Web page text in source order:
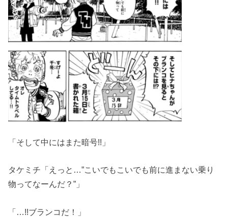
「そして中にはまた暗号!!」
タケミチ「えっと…”こいでもこいでも前に進まない乗り
物ってなーんだ？”」
「…!!ブランコだ！」